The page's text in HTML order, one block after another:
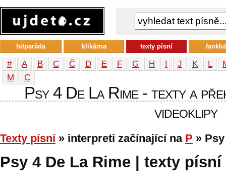
# A B C Č D E F G H I J K L
М
С
Psy 4 De La Rime - texty a
videoklipy
Texty písní» interpreti začínající na P »
Psy 4 De La Rime | texty
hitparáda klikárna texty písní